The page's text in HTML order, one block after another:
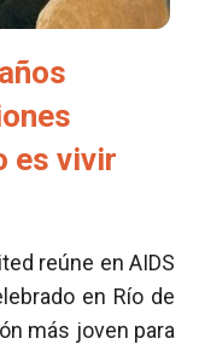
es vivir
reúne en AIDS
en Río de
más joven para